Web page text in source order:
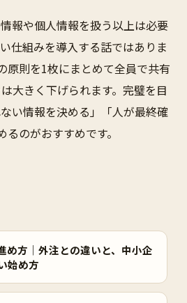
報や個人情報を扱う以上は必要
仕組みを導入する話ではありま
原則を1枚にまとめて全員で共有
大きく下げられます。完璧を目
い情報を決める」「人が最終確
のがおすすめです。
め方｜外注との違いと、中小企
始め方